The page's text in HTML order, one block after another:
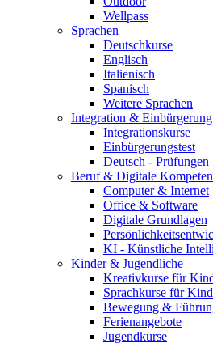
Wellpass
Sprachen
Deutschkurse
Englisch
Italienisch
Spanisch
Weitere Sprachen
Integration & Einbürgerung
Integrationskurse
Einbürgerungstest
Deutsch - Prüfungen
Beruf & Digitale
Computer & Internet
Office & Software
Digitale Grundlagen
KI - Künstliche
Kinder & Jugendliche
Kreativkurse für
Sprachkurse für
Bewegung &
Ferienangebote
Jugendkurse